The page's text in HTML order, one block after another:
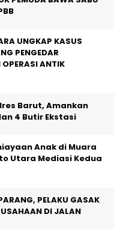
UNGKAP KASUS
PENGEDAR
ANTIK
Barut, Amankan
4 Butir Ekstasi
Anak di Muara
Utara Mediasi Kedua
PELAKU GASAK
DI JALAN